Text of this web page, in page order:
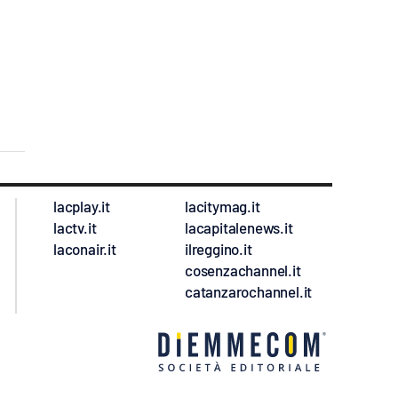
lacplay.it
lactv.it
laconair.it
lacitymag.it
lacapitalenews.it
ilreggino.it
cosenzachannel.it
catanzarochannel.it